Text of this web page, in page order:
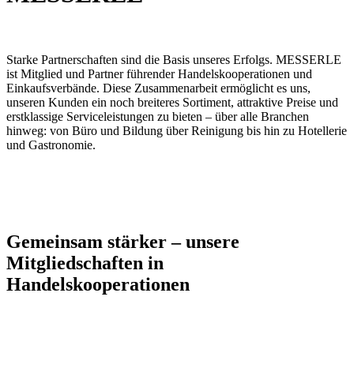
Starke Partnerschaften sind die Basis unseres Erfolgs. MESSERLE
ist Mitglied und Partner führender Handelskooperationen und
Einkaufsverbände. Diese Zusammenarbeit ermöglicht es uns,
unseren Kunden ein noch breiteres Sortiment, attraktive Preise und
erstklassige Serviceleistungen zu bieten – über alle Branchen
hinweg: von Büro und Bildung über Reinigung bis hin zu Hotellerie
und Gastronomie.
Gemeinsam stärker – unsere
Mitgliedschaften in
Handelskooperationen